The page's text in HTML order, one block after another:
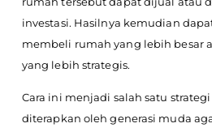
investasi. Hasilnya kemudian
membeli rumah yang lebih besar
yang lebih strategis.
Cara ini menjadi salah satu
diterapkan oleh generasi muda